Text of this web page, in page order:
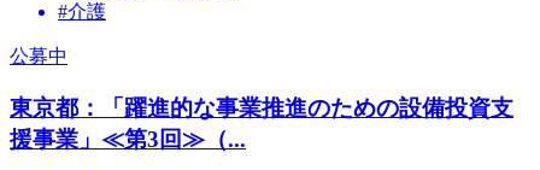
#介護
公募中
東京都：「躍進的な事業推進のための設備投資支
援事業」≪第3回≫（...